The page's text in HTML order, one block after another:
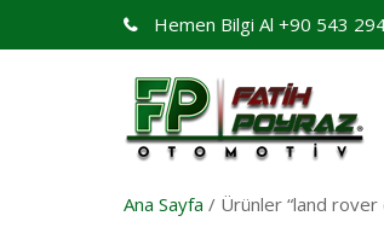
Hemen Bilgi Al +90 543
Ana Sayfa / Ürünler “land